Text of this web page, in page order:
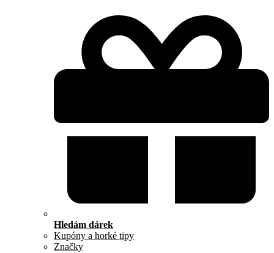
Hledám dárek
Kupóny a horké tipy
Značky